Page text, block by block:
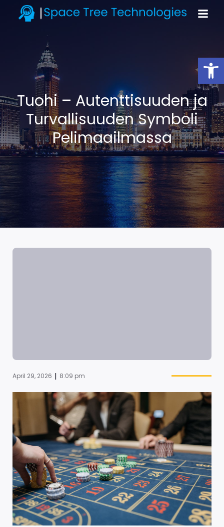
Open toolbar
Tuohi – Autenttisuuden ja
Turvallisuuden Symboli
Pelimaailmassa
April 29, 2026 | 8:09 pm